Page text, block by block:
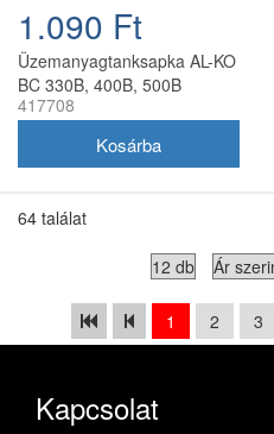
1.090 Ft
Üzemanyagtanksapka AL-KO
BC 330B, 400B, 500B
fűkaszához
417708
64 találat
1 2 3
Kapcsolat